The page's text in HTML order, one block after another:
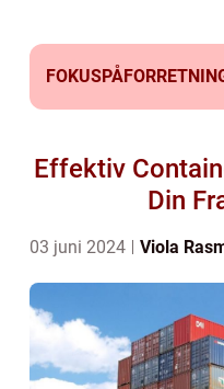
Effektiv
Din
03 juni 2024 Viola